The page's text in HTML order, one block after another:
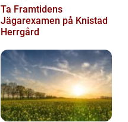
Ta Framtidens
Jägarexamen på Knistad
Herrgård